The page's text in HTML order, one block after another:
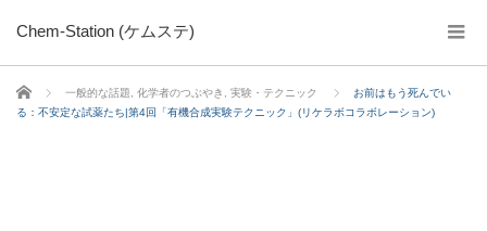
Chem-Station (ケムステ)
ホーム 一般的な話題 化学者のつぶやき 実験・テクニック
お前はもう死んでい
る：不安定な試薬たち|第4回「有機合成実験テクニック」(リケラボコラボレーション)